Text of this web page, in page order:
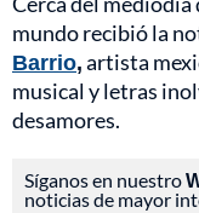
mundo recibió la
Barrio,artista
musical y letras
desamores.
Síganos en nuestro
noticias de mayor